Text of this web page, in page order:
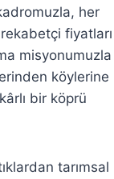
her
fiyatları
misyonumuzla
köylerine
bir köprü
tarımsal